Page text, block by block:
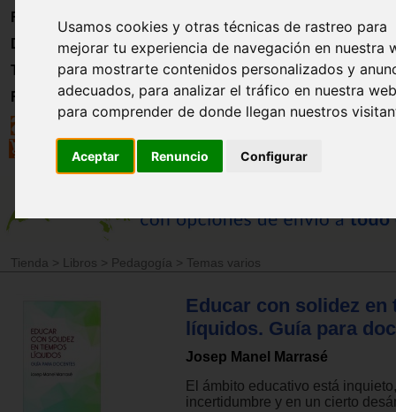
Usamos cookies y otras técnicas de rastreo para
mejorar tu experiencia de navegación en nuestra
para mostrarte contenidos personalizados y
adecuados, para analizar el tráfico en nuestra
para comprender de donde llegan nuestros
Aceptar Renuncio Configurar
Formación
Directorio
Trabajo
Registro
Tienda > Libros > Pedagogía > Temas varios
Educar con solidez en
líquidos. Guía para
Josep Manel Marrasé
El ámbito educativo está
incertidumbre y en un cierto